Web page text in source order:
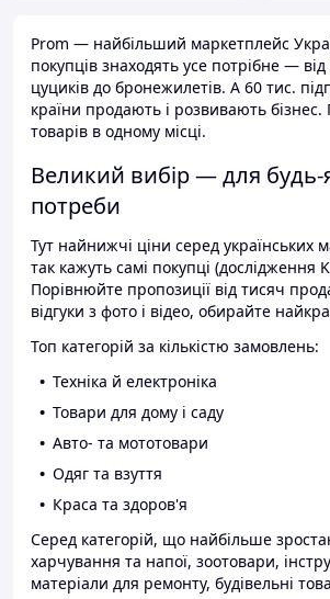
Prom — найбільший маркетплейс
покупців знаходять усе потрібне —
цуциків до бронежилетів. А 60 тис.
країни продають і розвивають
товарів в одному місці.
Великий вибір — для будь-
потреби
Тут найнижчі ціни серед українських
так кажуть самі покупці (дослідження
Порівнюйте пропозиції від тисяч
відгуки з фото і відео, обирайте
Топ категорій за кількістю замовлень:
Техніка й електроніка
Товари для дому і саду
Авто- та мототовари
Одяг та взуття
Краса та здоров'я
Серед категорій, що найбільше
харчування та напої, зоотовари,
матеріали для ремонту, будівельні